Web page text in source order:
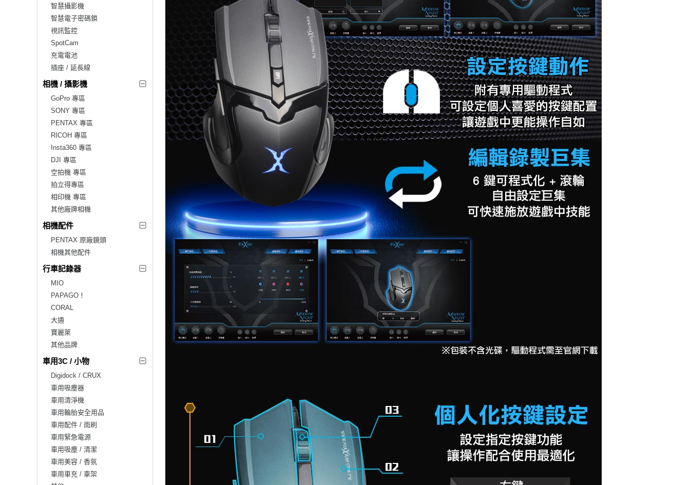
智慧攝影機
智慧電子密碼鎖
視訊監控
SpotCam
充電電池
插座 / 延長線
相機 / 攝影機
GoPro 專區
SONY 專區
PENTAX 專區
RICOH 專區
Insta360 專區
DJI 專區
空拍機 專區
拍立得專區
相印機 專區
其他廠牌相機
相機配件
PENTAX 原廠鏡頭
相機其他配件
行車記錄器
MIO
PAPAGO！
CORAL
大通
寶麗萊
其他品牌
車用3C / 小物
Digidock / CRUX
車用吸塵器
車用清淨機
車用輪胎安全用品
車用配件 / 雨刷
車用緊急電源
車用吸塵 / 清潔
車用美容 / 香氛
車用車充 / 車架